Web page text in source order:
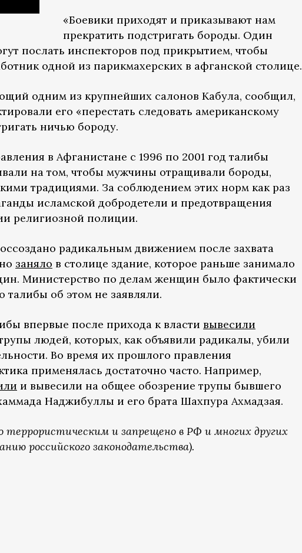
«Боевики приходят и приказывают нам
прекратить подстригать бороды. Один
послать инспекторов под прикрытием, чтобы
одной из парикмахерских в афганской столице.
одним из крупнейших салонов Кабула, сообщил,
его «перестать следовать американскому
ничью бороду.
в Афганистане с 1996 по 2001 год талибы
на том, чтобы мужчины отращивали бороды,
традициями. За соблюдением этих норм как раз
исламской добродетели и предотвращения
религиозной полиции.
радикальным движением после захвата
заняло в столице здание, которое раньше занимало
Министерство по делам женщин было фактически
талибы об этом не заявляли.
впервые после прихода к власти вывесили
людей, которых, как объявили радикалы, убили
Во время их прошлого правления
применялась достаточно часто. Например,
и вывесили на общее обозрение трупы бывшего
Наджибуллы и его брата Шахпура Ахмадзая.
террористическим и запрещено в РФ и многих других
российского законодательства).